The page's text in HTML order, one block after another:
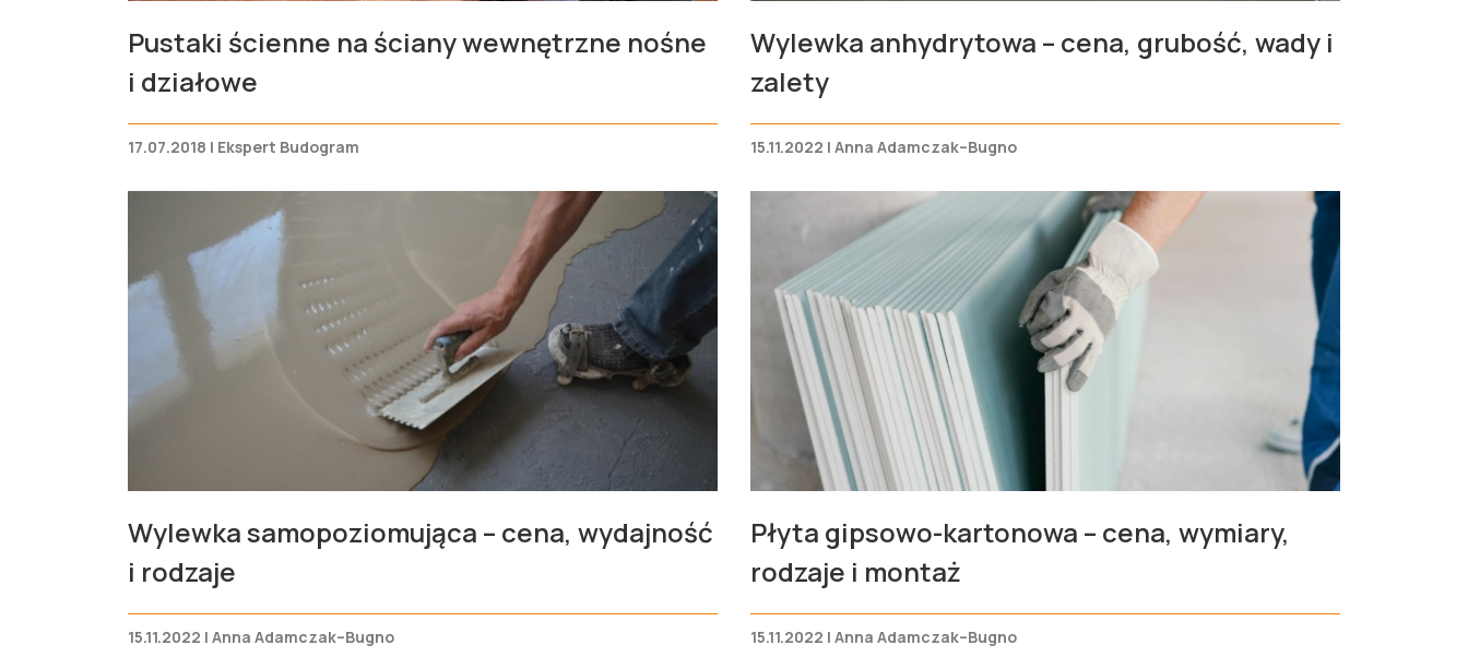
Pustaki ścienne na ściany wewnętrzne nośne
i działowe
17.07.2018 | Ekspert Budogram
Wylewka anhydrytowa – cena, grubość, wady i
zalety
15.11.2022 | Anna Adamczak–Bugno
Wylewka samopoziomująca – cena, wydajność
i rodzaje
15.11.2022 | Anna Adamczak–Bugno
Płyta gipsowo-kartonowa – cena, wymiary,
rodzaje i montaż
15.11.2022 | Anna Adamczak–Bugno